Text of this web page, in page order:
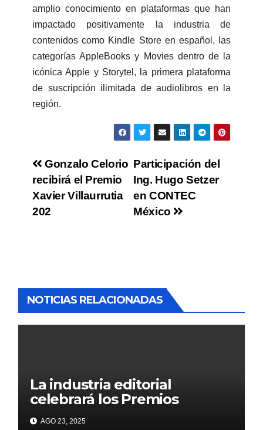
amplio conocimiento en plataformas que han
impactado positivamente la industria de
contenidos como Kindle Store en español, las
categorías AppleBooks y Movies dentro de la
icónica Apple y Storytel, la primera plataforma
de suscripción ilimitada de audiolibros en la
región.
Participación del
Ing. Hugo Setzer
en CONTEC
México
Gonzalo Celorio
recibirá el Premio
Xavier Villaurrutia
202
NOTICIAS RELACIONADAS
La industria editorial
celebrará los Premios
CANIEM 2025 el 12 de
AGO 23, 2025